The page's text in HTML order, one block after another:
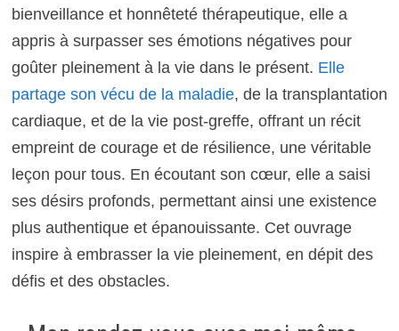
bienveillance et honnêteté thérapeutique, elle a
appris à surpasser ses émotions négatives pour
goûter pleinement à la vie dans le présent. Elle
partage son vécu de la maladie, de la transplantation
cardiaque, et de la vie post-greffe, offrant un récit
empreint de courage et de résilience, une véritable
leçon pour tous. En écoutant son cœur, elle a saisi
ses désirs profonds, permettant ainsi une existence
plus authentique et épanouissante. Cet ouvrage
inspire à embrasser la vie pleinement, en dépit des
défis et des obstacles.